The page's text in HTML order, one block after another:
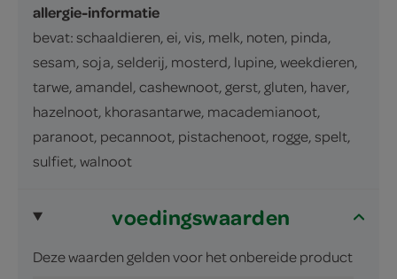
allergie-informatie
bevat: schaaldieren, ei, vis, melk, noten, pinda,
sesam, soja, selderij, mosterd, lupine, weekdieren,
tarwe, amandel, cashewnoot, gerst, gluten, haver,
hazelnoot, khorasantarwe, macademianoot,
paranoot, pecannoot, pistachenoot, rogge, spelt,
sulfiet, walnoot
voedingswaarden
Deze waarden gelden voor het onbereide product